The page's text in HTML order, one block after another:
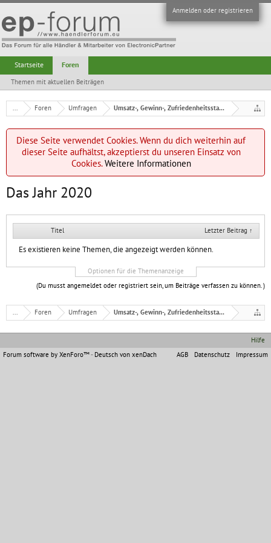
Anmelden oder registrieren
... Foren Umfragen Umsatz-, Gewinn-, Zufriedenheitsstatistik
Diese Seite verwendet Cookies. Wenn du dich weiterhin auf
dieser Seite aufhältst, akzeptierst du unseren Einsatz von
Cookies.Weitere Informationen
Das Jahr 2020
Titel Letzter Beitrag ↑
Es existieren keine Themen, die angezeigt werden können.
Optionen für die Themenanzeige
(Du musst angemeldet oder registriert sein, um Beiträge verfassen zu können. )
... Foren Umfragen Umsatz-, Gewinn-, Zufriedenheitsstatistik
Startseite Foren
Themen mit aktuellen Beiträgen
Hilfe
AGB
Datenschutz Impressum
Forum software by XenForo™- Deutsch von xenDach